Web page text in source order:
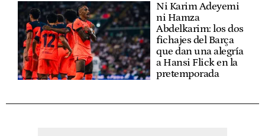
Ni Karim Adeyemi
ni Hamza
Abdelkarim: los dos
fichajes del Barça
que dan una alegría
a Hansi Flick en la
pretemporada